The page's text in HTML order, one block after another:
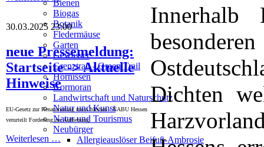
Bienen
Biogas
Botanik
Fledermäuse
Garten
Gewässer
Grenztrail - Green Trail
Hornissen
Kormoran
Landwirtschaft und Naturschutz
Natur und Kunst
Natur und Tourismus
Neubürger
Allergieauslöser Beifuß-Ambrosie
30.03.2025 23:00
neue Pressemeldung:
Startseite -> Aktuelle
Hinweise
EU-Gesetz zur Renaturierung muss bleiben - NABU Hessen
verurteilt Forderung zur Aufhebung
Weiterlesen …
Dichten